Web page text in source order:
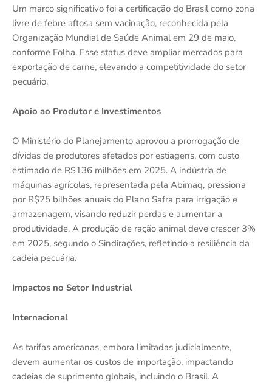
Um marco significativo foi a certificação do Brasil como zona
livre de febre aftosa sem vacinação, reconhecida pela
Organização Mundial de Saúde Animal em 29 de maio,
conforme Folha. Esse status deve ampliar mercados para
exportação de carne, elevando a competitividade do setor
pecuário.
Apoio ao Produtor e Investimentos
O Ministério do Planejamento aprovou a prorrogação de
dívidas de produtores afetados por estiagens, com custo
estimado de R$136 milhões em 2025. A indústria de
máquinas agrícolas, representada pela Abimaq, pressiona
por R$25 bilhões anuais do Plano Safra para irrigação e
armazenagem, visando reduzir perdas e aumentar a
produtividade. A produção de ração animal deve crescer 3%
em 2025, segundo o Sindirações, refletindo a resiliência da
cadeia pecuária.
Impactos no Setor Industrial
Internacional
As tarifas americanas, embora limitadas judicialmente,
devem aumentar os custos de importação, impactando
cadeias de suprimento globais, incluindo o Brasil. A